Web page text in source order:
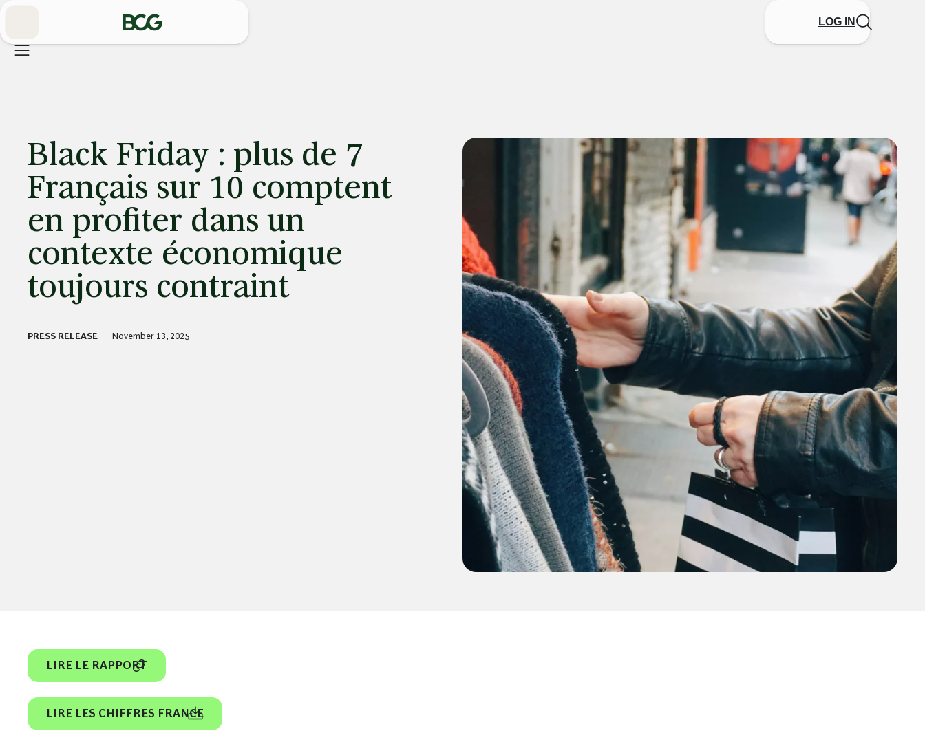
LOG IN
Black Friday : plus de 7
Français sur 10 comptent
en profiter dans un
contexte économique
toujours contraint
PRESS RELEASE November 13, 2025
LIRE LE RAPPORT
LIRE LES CHIFFRES FRANCE